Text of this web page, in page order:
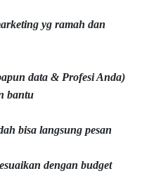
yg ramah dan
data & Profesi Anda)
bantu
bisa langsung pesan
dengan budget